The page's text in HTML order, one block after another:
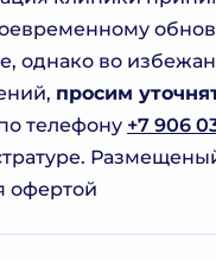
однако во
просим
телефону +7 906
офертой